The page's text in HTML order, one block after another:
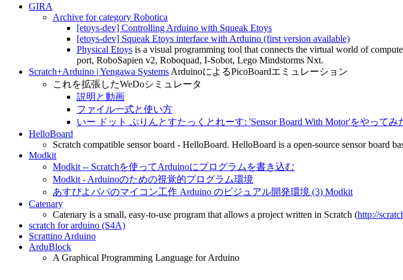
GIRA
Archive for category Robotica
[etoys-dev] Controlling Arduino with Squeak Etoys
[etoys-dev] Squeak Etoys interface with Arduino (first version available)
Physical Etoys is a visual programming tool that connects the virtual world of
port, RoboSapien v2, Roboquad, I-Sobot, Lego Mindstorms Nxt.
Scratch+Arduino | Yengawa Systems ArduinoによるPicoBoardエミュレーション
これを拡張したWeDoシミュレータ
説明と動画
ファイル一式と使い方
いー ドット ぷりんとすたっくとれーす: 'Sensor Board With Motor'をやってみ
HelloBoard
Scratch compatible sensor board - HelloBoard. HelloBoard is a open-source sensor board
Modkit
Modkit -- Scratchを使ってArduinoにプログラムを書き込む
Modkit - Arduinoのための視覚的プログラム環境
あすぴよパパのマイコン工作 Arduino のビジュアル開発環境 (3) Modkit
Catenary
Catenary is a small, easy-to-use program that allows a project written in Scratch (http://
scratch for arduino (S4A)
Scrattino Arduino
ArduBlock
A Graphical Programming Language for Arduino